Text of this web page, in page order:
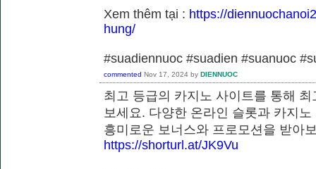
Xem thêm tại : https://
hung/
#suadiennuoc #suadien #suanuoc
commented Nov 17, 2024 by DIENNUOC
최고 등급의 카지노 사이트를 통해
보세요. 다양한 온라인 슬롯과 카지
흥미로운 보너스와 프로모션을
https://shorturl.at/JK9Vu